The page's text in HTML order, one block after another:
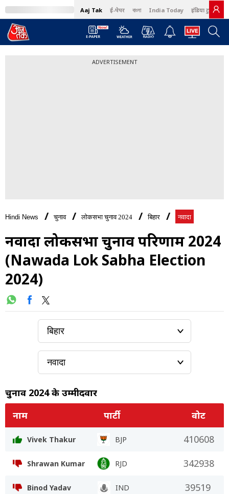
Aaj Tak ई-पेपर বাংলা India Today इंडिया टुडे हिंदी
ADVERTISEMENT
Hindi News चुनाव लोकसभा चुनाव 2024 बिहार नवादा
नवादा लोकसभा चुनाव परिणाम 2024
(Nawada Lok Sabha Election
2024)
चुनाव 2024 के उम्मीदवार
नाम
पार्टी वोट
Vivek Thakur BJP 410608
Shrawan Kumar RJD 342938
Binod Yadav IND 39519